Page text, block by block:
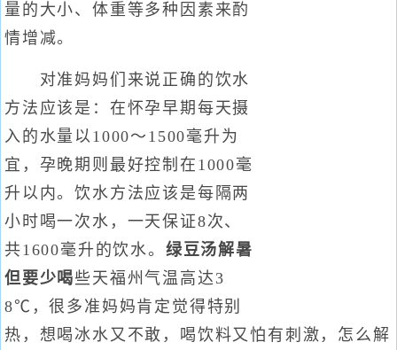
量的大小、体重等多种因素来酌
情增减。
对准妈妈们来说正确的饮水
方法应该是：在怀孕早期每天摄
入的水量以1000～1500毫升为
宜，孕晚期则最好控制在1000毫
升以内。饮水方法应该是每隔两
小时喝一次水，一天保证8次、
共1600毫升的饮水。 绿豆汤解暑
但要少喝些天福州气温高达3
8℃，很多准妈妈肯定觉得特别
热，想喝冰水又不敢，喝饮料又怕有刺激，怎么解